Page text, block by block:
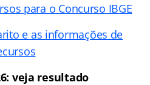
para o Concurso IBGE
e as informações de
veja resultado